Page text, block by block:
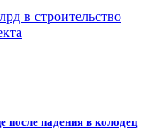
в строительство
падения в колодец